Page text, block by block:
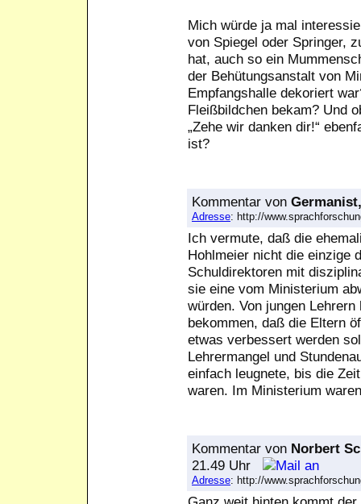
Mich würde ja mal
von Spiegel oder Springer,
hat, auch so ein
der Behütungsanstalt von
Empfangshalle dekoriert
Fleißbildchen bekam? Und
„Zehe wir danken dir!“
ist?
Kommentar von Germanist,
Adresse: http://
Ich vermute, daß die
Hohlmeier nicht die einzige
Schuldirektoren mit
sie eine vom Ministerium
würden. Von jungen
bekommen, daß die Eltern
etwas verbessert werden
Lehrermangel und
einfach leugnete, bis die
waren. Im Ministerium
Kommentar von Norbert
21.49 Uhr
Adresse: http://